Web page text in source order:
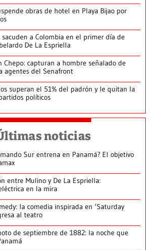
obras de hotel en Playa Bijao por
sacuden a Colombia en el primer día de
De La Espriella
Chepo: capturan a hombre señalado de
agentes del Senafront
superan el 51% del padrón y le quitan la
políticos
noticias
Sur entrena en Panamá? El objetivo
entre Mulino y De La Espriella:
en la mira
la comedia inspirada en ‘Saturday
al teatro
de septiembre de 1882: la noche que